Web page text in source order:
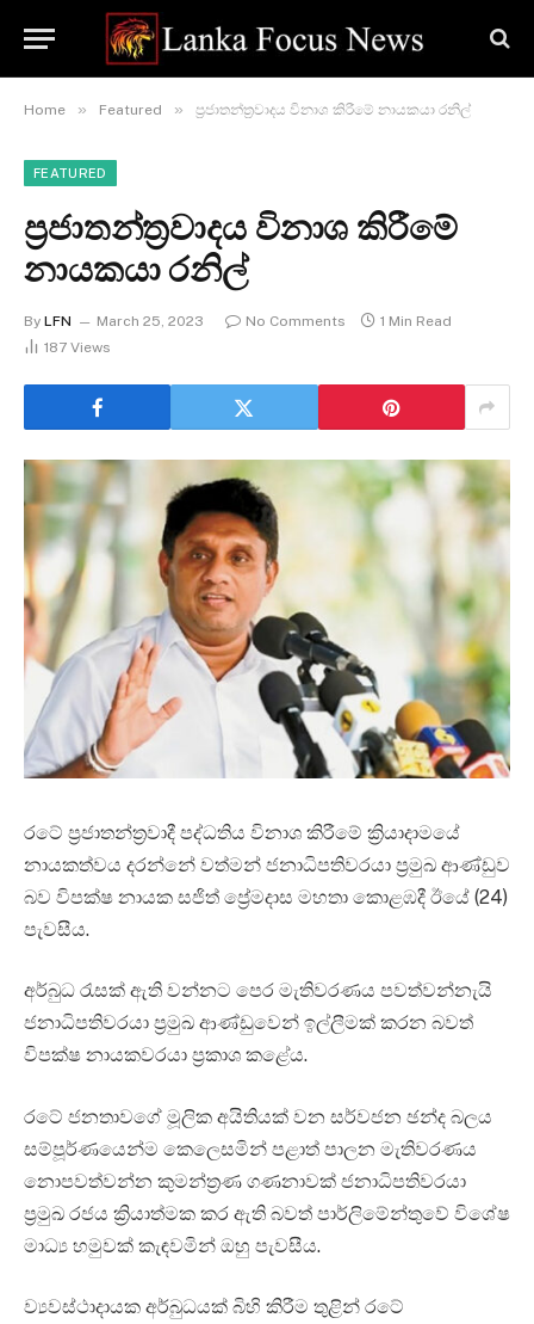
Home » Featured » ප්‍රජාතන්ත්‍රවාදය විනාශ කිරීමේ නායකයා රනිල්
FEATURED
ප්‍රජාතන්ත්‍රවාදය විනාශ කිරීමේ
නායකයා රනිල්
By LFN March 25, 2023 No Comments
1 Min Read
187 Views
රටේ ප්‍රජාතන්ත්‍රවාදී පද්ධතිය විනාශ කිරීමේ ක්‍රියාදාමයේ
නායකත්වය දරන්නේ වත්මන් ජනාධිපතිවරයා ප්‍රමුඛ ආණ්ඩුව
බව විපක්ෂ නායක සජිත් ප්‍රේමදාස මහතා කොළඹදී ඊයේ (24)
පැවසීය.
අර්බුධ රැසක් ඇති වන්නට පෙර මැතිවරණය පවත්වන්නැයි
ජනාධිපතිවරයා ප්‍රමුඛ ආණ්ඩුවෙන් ඉල්ලීමක් කරන බවත්
විපක්ෂ නායකවරයා ප්‍රකාශ කළේය.
රටේ ජනතාවගේ මූලික අයිතියක් වන සර්වජන ඡන්ද බලය
සම්පූර්ණයෙන්ම කෙලෙසමින් පළාත් පාලන මැතිවරණය
නොපවත්වන්න කුමන්ත්‍රණ ගණනාවක් ජනාධිපතිවරයා
ප්‍රමුඛ රජය ක්‍රියාත්මක කර ඇති බවත් පාර්ලිමේන්තුවේ විශේෂ
මාධ්‍ය හමුවක් කැඳවමින් ඔහු පැවසීය.
ව්‍යවස්ථාදායක අර්බුධයක් බිහි කිරීම තුළින් රටේ